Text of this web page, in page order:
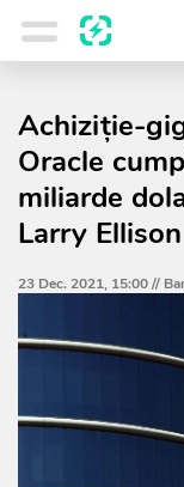
Achiziție-
Oracle
miliarde
Larry Ellison
23 Dec. 2021, 15:00 //